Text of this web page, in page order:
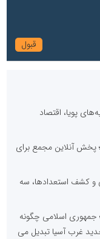
پویا، اقتصاد
در بوته رأی؛ پخش آنلاین مجمع برای
و کشف استعدادها، سه
جمهوری اسلامی چگونه
غرب آسیا تبدیل می